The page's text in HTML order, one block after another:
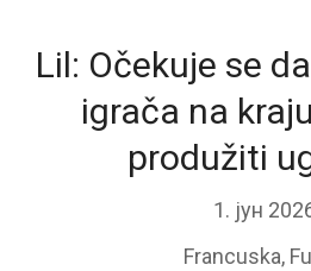
Lil: Očekuje se
igrača na
produžiti
1. јун
Francuska,